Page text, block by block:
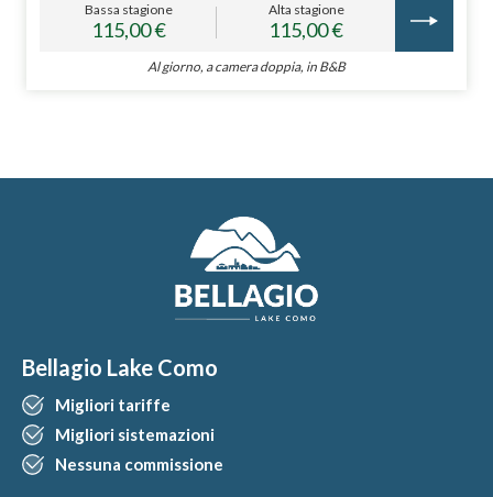
Bassa stagione
115,00 €
Alta stagione
115,00 €
Al giorno, a camera doppia, in B&B
Bellagio Lake Como
Migliori tariffe
Migliori sistemazioni
Nessuna commissione